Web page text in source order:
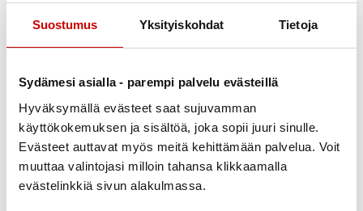
Suostumus Yksityiskohdat Tietoja
Sydämesi asialla - parempi palvelu evästeillä
Hyväksymällä evästeet saat sujuvamman
käyttökokemuksen ja sisältöä, joka sopii juuri sinulle.
Evästeet auttavat myös meitä kehittämään palvelua. Voit
muuttaa valintojasi milloin tahansa klikkaamalla
evästelinkkiä sivun alakulmassa.
Tule kannustamaan Kuopion Palloseura voittoon Väre
Areenalle. Kuopion Palloseura Oy on lahjoittanut meille
25.7. klo 17 KuPs-VPS -matsiin.
Kerro ilmoittautumisen yhteydessä kuinka monelle lipulle on
tarve. Voit lähteä peliin yhdessä vaikka puolison, lapsen tai
kaverin kanssa. Ilmaislippuja on mahdollista saada kolme
/seurue, ja jos lippuja on jäljellä, niin on mahdollisuus